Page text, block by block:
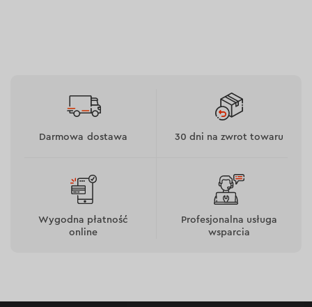
Darmowa dostawa 30 dni na zwrot towaru
Wygodna płatność
online
Profesjonalna usługa
wsparcia